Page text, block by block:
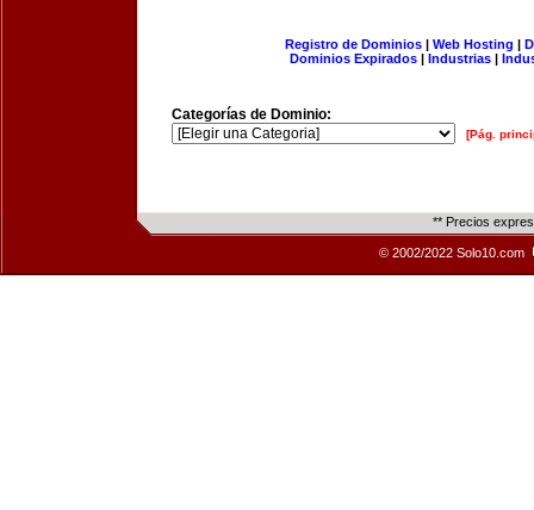
Registro de Dominios| Web Hosting |
Dominios Expirados | Industrias |
Categorías de Dominio:
[Pág.
** Precios
© 2002/2022 Solo10.com